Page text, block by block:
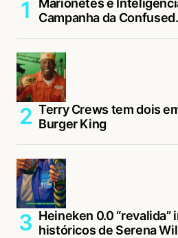
Marionetes e
Campanha da
Terry Crews tem dois
Burger King
Heineken 0.0
históricos de Serena